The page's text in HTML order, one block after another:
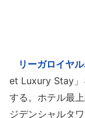
リーガロイヤ
et Luxury Stay」
する。ホテル最
ジデンシャルタ